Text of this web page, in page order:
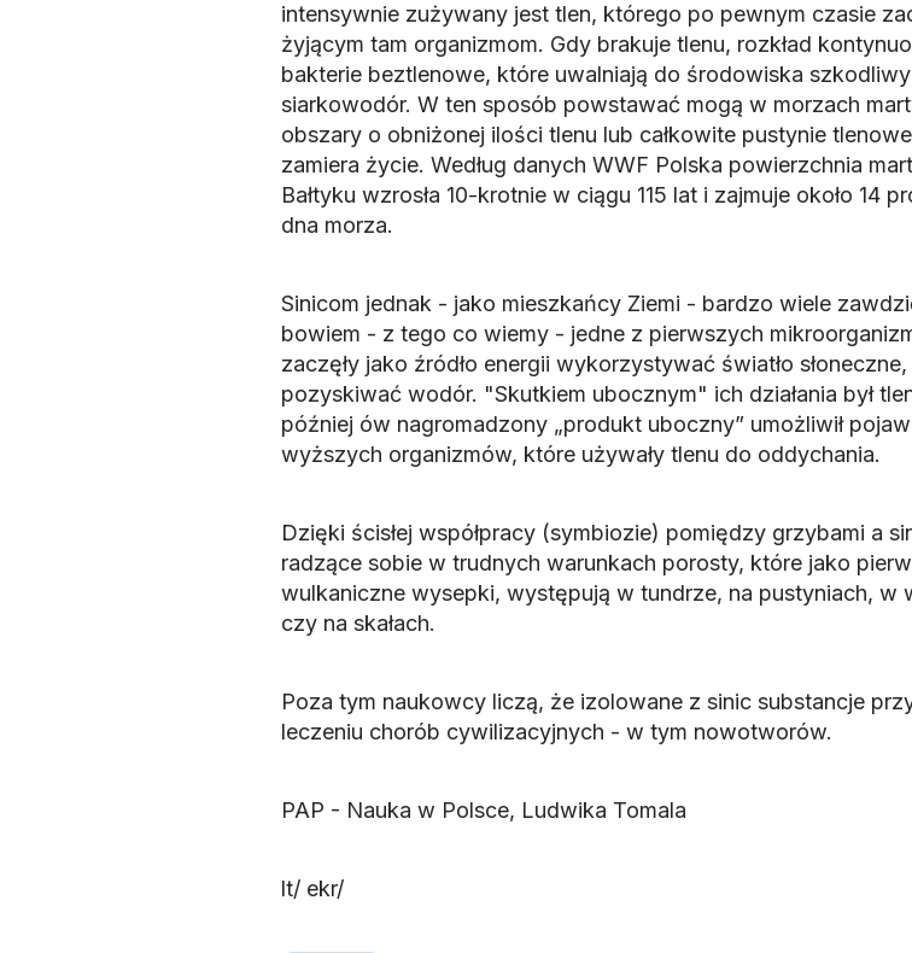
intensywnie zużywany jest tlen, którego po pewnym czasie
żyjącym tam organizmom. Gdy brakuje tlenu, rozkład
bakterie beztlenowe, które uwalniają do środowiska
siarkowodór. W ten sposób powstawać mogą w morzach
obszary o obniżonej ilości tlenu lub całkowite pustynie
zamiera życie. Według danych WWF Polska powierzchnia
Bałtyku wzrosła 10-krotnie w ciągu 115 lat i zajmuje około 14
dna morza.
Sinicom jednak - jako mieszkańcy Ziemi - bardzo wiele
bowiem - z tego co wiemy - jedne z pierwszych
zaczęły jako źródło energii wykorzystywać światło
pozyskiwać wodór. "Skutkiem ubocznym" ich działania był
później ów nagromadzony „produkt uboczny” umożliwił
wyższych organizmów, które używały tlenu do oddychania.
Dzięki ścisłej współpracy (symbiozie) pomiędzy grzybami a
radzące sobie w trudnych warunkach porosty, które jako
wulkaniczne wysepki, występują w tundrze, na pustyniach, w
czy na skałach.
Poza tym naukowcy liczą, że izolowane z sinic substancje
leczeniu chorób cywilizacyjnych - w tym nowotworów.
PAP - Nauka w Polsce, Ludwika Tomala
lt/ ekr/